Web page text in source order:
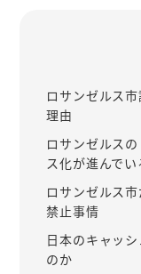
ロサンゼルス
理由
ロサンゼルス
ス化が進んでい
ロサンゼルス
禁止事情
日本のキャッ
のか